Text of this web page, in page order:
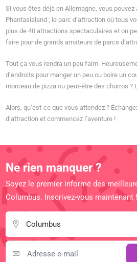
Si vous êtes déjà en Allemagne, vous
Phantasialand ; le parc d’attraction où tous
plus de 40 attractions spectaculaires et on
faire pour de grands amateurs de parcs
Tout ça vous rendra un peu faim.
d’endroits pour manger un peu ou boire un
morceau de pizza ou peut-être des churros ?
Alors, qu’est-ce que vous attendez ?
d’attraction et commencez l’aventure !
Ne rien manquer ?
Soyez le premier informé des
Columbus. Inscrivez-vous maintenant !
Columbus